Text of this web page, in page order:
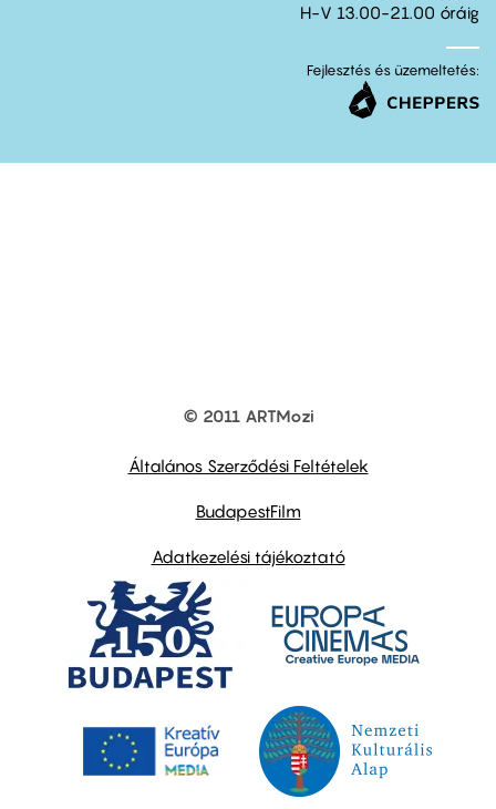
H-V 13.00-21.00 óráig
Fejlesztés és üzemeltetés:
© 2011 ARTMozi
Általános Szerződési Feltételek
BudapestFilm
Adatkezelési tájékoztató